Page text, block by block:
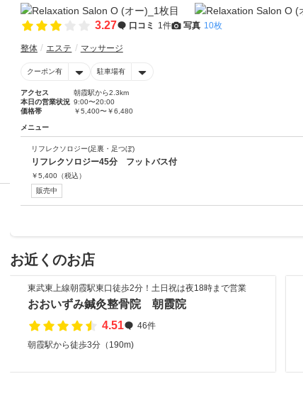
3.27 口コミ 1件 写真 10枚
整体 エステ マッサージ
クーポン有 駐車場有
アクセス
朝霞駅から2.3km
本日の営業状況 9:00〜20:00
価格帯
￥5,400〜￥6,480
メニュー
リフレクソロジー(足裏・足つぼ)
リフレクソロジー45分 フットバス付
￥5,400 （税込）
販売中
お近くのお店
東武東上線朝霞駅東口徒歩2分！土日祝は夜18時まで営業
おおいずみ鍼灸整骨院 朝霞院
4.51
46件
朝霞駅から徒歩3分（190m)